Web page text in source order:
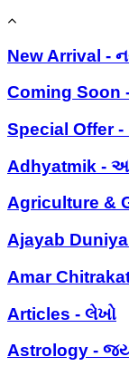
New Arrival -
Coming Soon
Special Offer -
Adhyatmik -
Agriculture &
Ajayab
Amar
Articles - લેખો
Astrology -